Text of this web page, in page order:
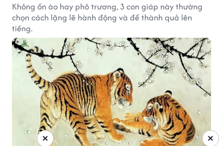
Không ồn ào hay phô trương, 3 con giáp này thường
chọn cách lặng lẽ hành động và để thành quả lên
tiếng.
×
×